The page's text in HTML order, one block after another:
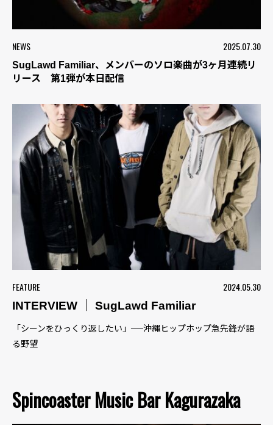
NEWS 2025.07.30
SugLawd Familiar、メンバーのソロ楽曲が3ヶ月連続リ
リース 第1弾が本日配信
FEATURE
2024.05.30
INTERVIEW ｜ SugLawd Familiar
「シーンをひっくり返したい」──沖縄ヒップホップ急先鋒が語
る野望
Spincoaster Music Bar Kagurazaka